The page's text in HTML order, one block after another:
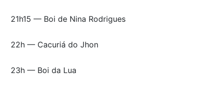
21h15 — Boi de Nina Rodrigues
22h — Cacuriá do Jhon
23h — Boi da Lua